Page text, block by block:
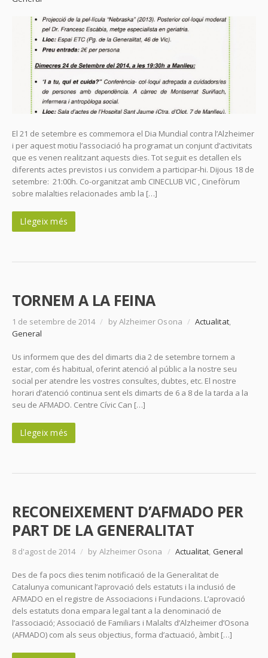
El 21 de setembre es commemora el Dia Mundial contra l’Alzheimer
i per aquest motiu l’associació ha programat un conjunt d’activitats
que es venen realitzant aquests dies. Tot seguit es detallen els
diferents actes previstos i us convidem a participar-hi. Dijous 18 de
setembre: 21:00h. Co-organitzat amb CINECLUB VIC , Cinefòrum
sobre malalties relacionades amb la […]
Llegeix més
TORNEM A LA FEINA
1 de setembre de 2014 / by Alzheimer Osona / Actualitat,
General
Us informem que des del dimarts dia 2 de setembre tornem a
estar, com és habitual, oferint atenció al públic a la nostre seu
social per atendre les vostres consultes, dubtes, etc. El nostre
horari d’atenció continua sent els dimarts de 6 a 8 de la tarda a la
seu de AFMADO. Centre Cívic Can […]
Llegeix més
RECONEIXEMENT D’AFMADO PER
PART DE LA GENERALITAT
8 d'agost de 2014 / by Alzheimer Osona / Actualitat, General
Des de fa pocs dies tenim notificació de la Generalitat de
Catalunya comunicant l’aprovació dels estatuts i la inclusió de
AFMADO en el registre de Associacions i Fundacions. L’aprovació
dels estatuts dona empara legal tant a la denominació de
l’associació; Associació de Familiars i Malalts d’Alzheimer d’Osona
(AFMADO) com als seus objectius, forma d’actuació, àmbit […]